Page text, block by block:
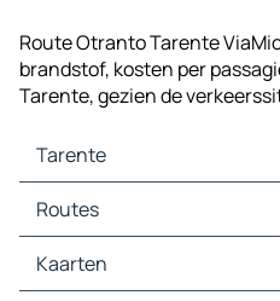
Route Otranto Tarente
brandstof, kosten per
Tarente, gezien de
Tarente
Tarente Kaarten
Tarente Verkeer
Tarente Hotels
Tarente Restaurants
Routes
Routes Tarente - Castellana
Routes Tarente - Statte
Kaarten